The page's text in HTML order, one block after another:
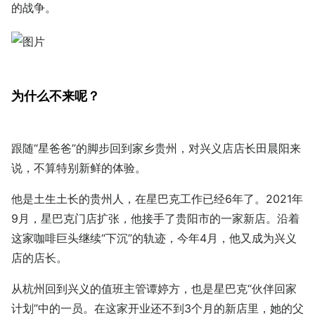
的战争。
为什么不来呢？
跟随“星爸爸”的脚步回到家乡贵州，对兴义店店长田晨阳来
说，不算特别新鲜的体验。
他是土生土长的贵州人，在星巴克工作已经6年了。2021年
9月，星巴克门店扩张，他接手了贵阳市的一家新店。沿着
这家咖啡巨头继续“下沉”的轨迹，今年4月，他又成为兴义
店的店长。
从杭州回到兴义的值班主管谭婷方，也是星巴克“伙伴回家
计划”中的一员。在这家开业还不到3个月的新店里，她的父